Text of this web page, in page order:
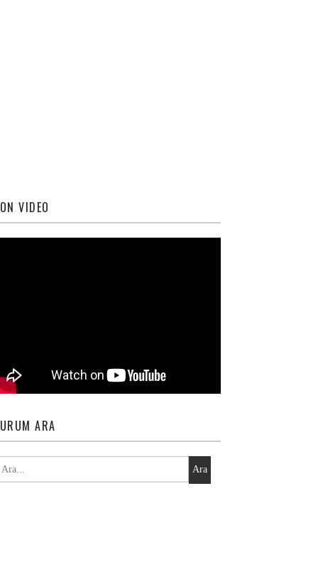
VIDEO
ARA
Ara